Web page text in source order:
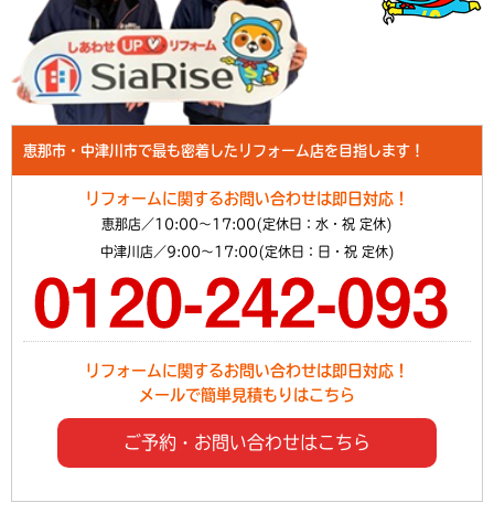
恵那市・中津川市で最も密着したリフォーム店を目指します！
リフォームに関するお問い合わせは即日対応！
恵那店／10:00～17:00(定休日：水・祝 定休)
中津川店／9:00～17:00(定休日：日・祝 定休)
リフォームに関するお問い合わせは即日対応！
メールで簡単見積もりはこちら
ご予約・お問い合わせはこちら